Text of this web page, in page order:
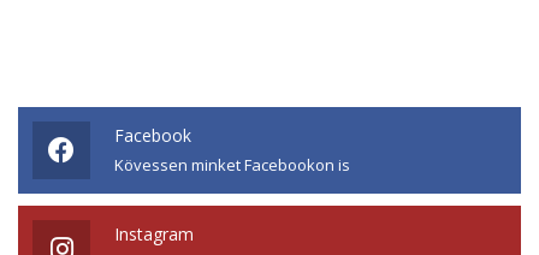
Facebook
Kövessen minket Facebookon is
Instagram